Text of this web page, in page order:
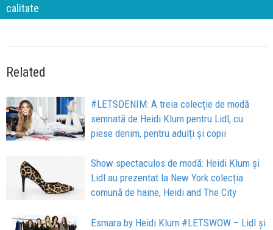
calitate
Related
#LETSDENIM: A treia colecție de modă
semnată de Heidi Klum pentru Lidl, cu
piese denim, pentru adulți și copii
Show spectaculos de modă: Heidi Klum şi
Lidl au prezentat la New York colecția
comună de haine, Heidi and The City
Esmara by Heidi Klum #LETSWOW – Lidl și